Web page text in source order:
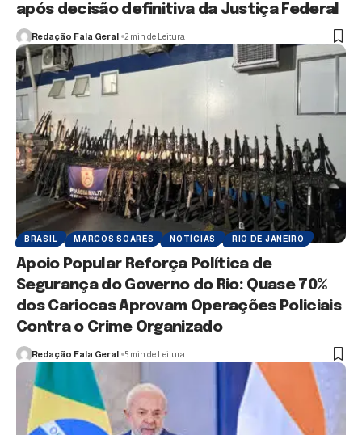
após decisão definitiva da Justiça Federal
Redação Fala Geral 2 min de Leitura
BRASIL MARCOS SOARES NOTÍCIAS RIO DE JANEIRO
Apoio Popular Reforça Política de
Segurança do Governo do Rio: Quase 70%
dos Cariocas Aprovam Operações Policiais
Contra o Crime Organizado
Redação Fala Geral 5 min de Leitura